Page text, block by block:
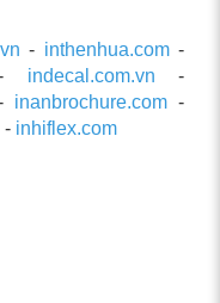
- inthenhua.com-
indecal.com.vn -
inanbrochure.com -
- inhiflex.com